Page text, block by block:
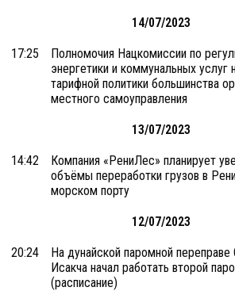
14/07/2023
17:25
Полномочия Нацкомиссии по
энергетики и коммунальных услуг
тарифной политики большинства
местного самоуправления
13/07/2023
14:42
Компания «РениЛес» планирует
объёмы переработки грузов в
морском порту
12/07/2023
20:24
На дунайской паромной переправе
Исакча начал работать второй
(расписание)